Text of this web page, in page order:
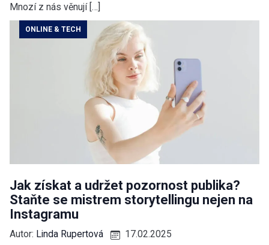
Mnozí z nás věnují […]
ONLINE & TECH
Jak získat a udržet pozornost publika?
Staňte se mistrem storytellingu nejen na
Instagramu
Autor: Linda Rupertová
17.02.2025